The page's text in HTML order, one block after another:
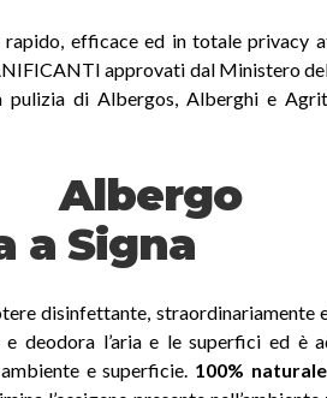
efficace ed in totale privacy
approvati dal Ministero
pulizia di Albergos, Alberghi e
Albergo
a Signa
disinfettante, straordinariamente
e deodora l’aria e le superfici ed è
e superficie. 100% naturale